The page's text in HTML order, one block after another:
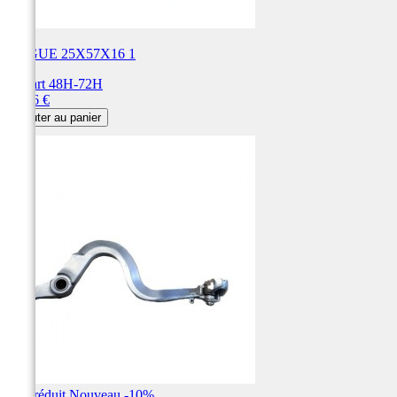
BAGUE 25X57X16 1
Départ 48H-72H
79,86 €
Ajouter au panier